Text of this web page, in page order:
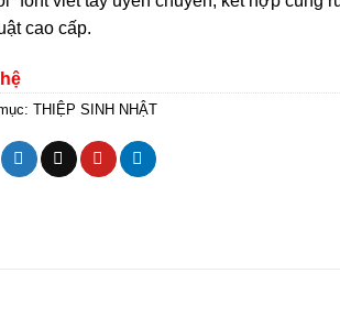
cao cấp.
THIỆP SINH NHẬT